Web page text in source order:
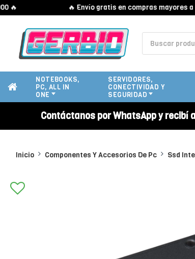
🔥 Envío gratis en compras mayores a
NOTEBOOKS,
PC, ALL IN
ONE
SERVIDORES,
CONECTIVIDAD Y
SEGURIDAD
Contáctanos por WhatsApp y
Inicio Componentes Y Accesorios De Pc Ssd